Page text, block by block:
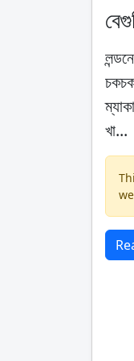
খা...